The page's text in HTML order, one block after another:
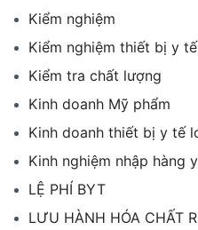
Kiểm nghiệm
Kiểm nghiệm thiết bị y
Kiểm tra chất lượng
Kinh doanh Mỹ phẩm
Kinh doanh thiết bị y tế
Kinh nghiệm nhập hàng
LỆ PHÍ BYT
LƯU HÀNH HÓA CHẤT